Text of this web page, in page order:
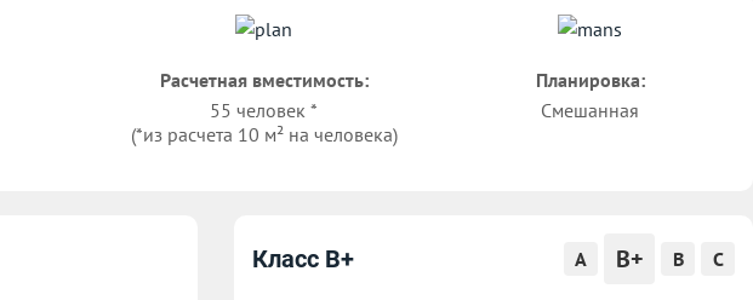
Расчетная вместимость:
55 человек *
(*из расчета 10 м² на человека)
Планировка:
Смешанная
Класс B+ A B+ B C